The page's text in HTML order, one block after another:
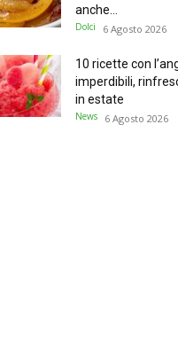
anche...
Dolci 6 Agosto 2026
10 ricette con
imperdibili,
in estate
News 6 Agosto 2026